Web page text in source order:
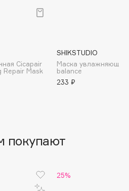
Cicapair
Repair Mask
SHIKSTUDIO
Маска увлажняющая
balance
233 ₽
покупают
25%